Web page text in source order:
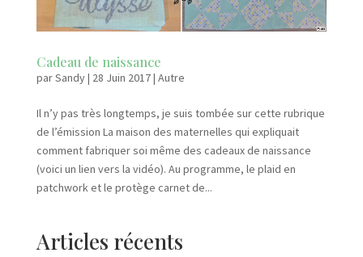
Cadeau de naissance
parSandy| 28 Juin 2017| Autre
Il n’y pas très longtemps, je suis tombée sur cette rubrique
de l’émission La maison des maternelles qui expliquait
comment fabriquer soi même des cadeaux de naissance
(voici un lien vers la vidéo). Au programme, le plaid en
patchwork et le protège carnet de...
Articles récents